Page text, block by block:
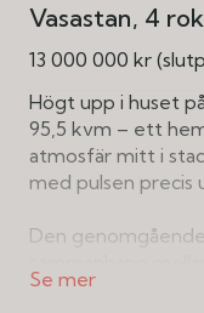
Vasastan 4 rok
13 000 000 kr
Högt upp i huset
95,5 kvm – ett
atmosfär mitt i
med pulsen precis
Den
bostaden ett